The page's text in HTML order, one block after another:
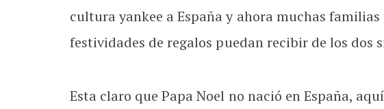
cultura yankee a España y ahora muchas
festividades de regalos puedan recibir de los dos
Esta claro que Papa Noel no nació en España,